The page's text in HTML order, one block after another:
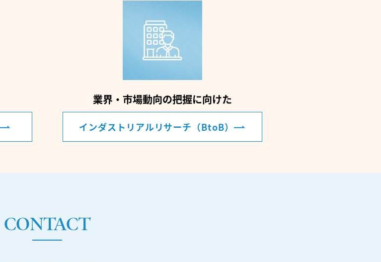
業界・市場動向の把握に向けた
インダストリアルリサーチ（BtoB）
CONTACT